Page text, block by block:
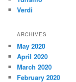
Verdi
ARCHIVES
May 2020
April 2020
March 2020
February 2020